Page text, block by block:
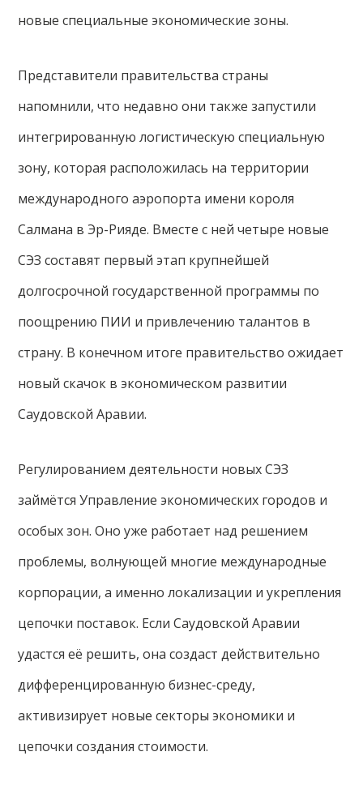
новые специальные экономические зоны.
Представители правительства страны
напомнили, что недавно они также запустили
интегрированную логистическую специальную
зону, которая расположилась на территории
международного аэропорта имени короля
Салмана в Эр-Рияде. Вместе с ней четыре новые
СЭЗ составят первый этап крупнейшей
долгосрочной государственной программы по
поощрению ПИИ и привлечению талантов в
страну. В конечном итоге правительство ожидает
новый скачок в экономическом развитии
Саудовской Аравии.
Регулированием деятельности новых СЭЗ
займётся Управление экономических городов и
особых зон. Оно уже работает над решением
проблемы, волнующей многие международные
корпорации, а именно локализации и укрепления
цепочки поставок. Если Саудовской Аравии
удастся её решить, она создаст действительно
дифференцированную бизнес-среду,
активизирует новые секторы экономики и
цепочки создания стоимости.